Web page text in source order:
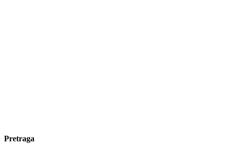
Pretraga